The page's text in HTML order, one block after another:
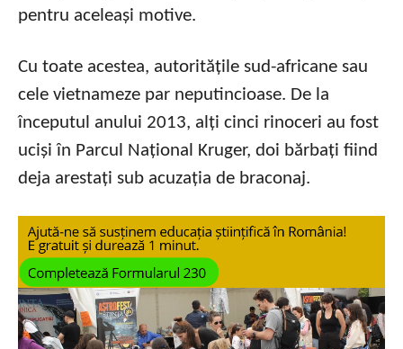
pentru aceleași motive.
Cu toate acestea, autoritățile sud-africane sau
cele vietnameze par neputincioase. De la
începutul anului 2013, alți cinci rinoceri au fost
uciși în Parcul Național Kruger, doi bărbați fiind
deja arestați sub acuzația de braconaj.